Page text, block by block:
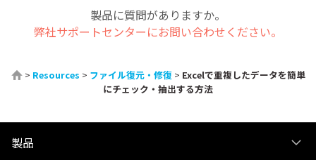
製品に質問がありますか。
弊社サポートセンターにお問い合わせください。
> Resources > ファイル復元・修復> Excelで重複したデータを簡単
にチェック・抽出する方法
製品